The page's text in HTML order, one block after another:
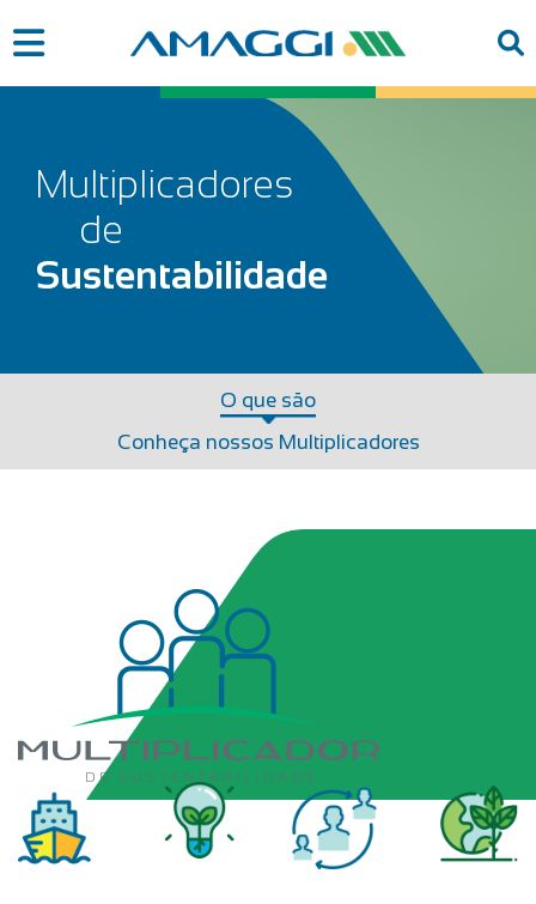
Multiplicadores
de
Sustentabilidade
O que são
Conheça nossos Multiplicadores